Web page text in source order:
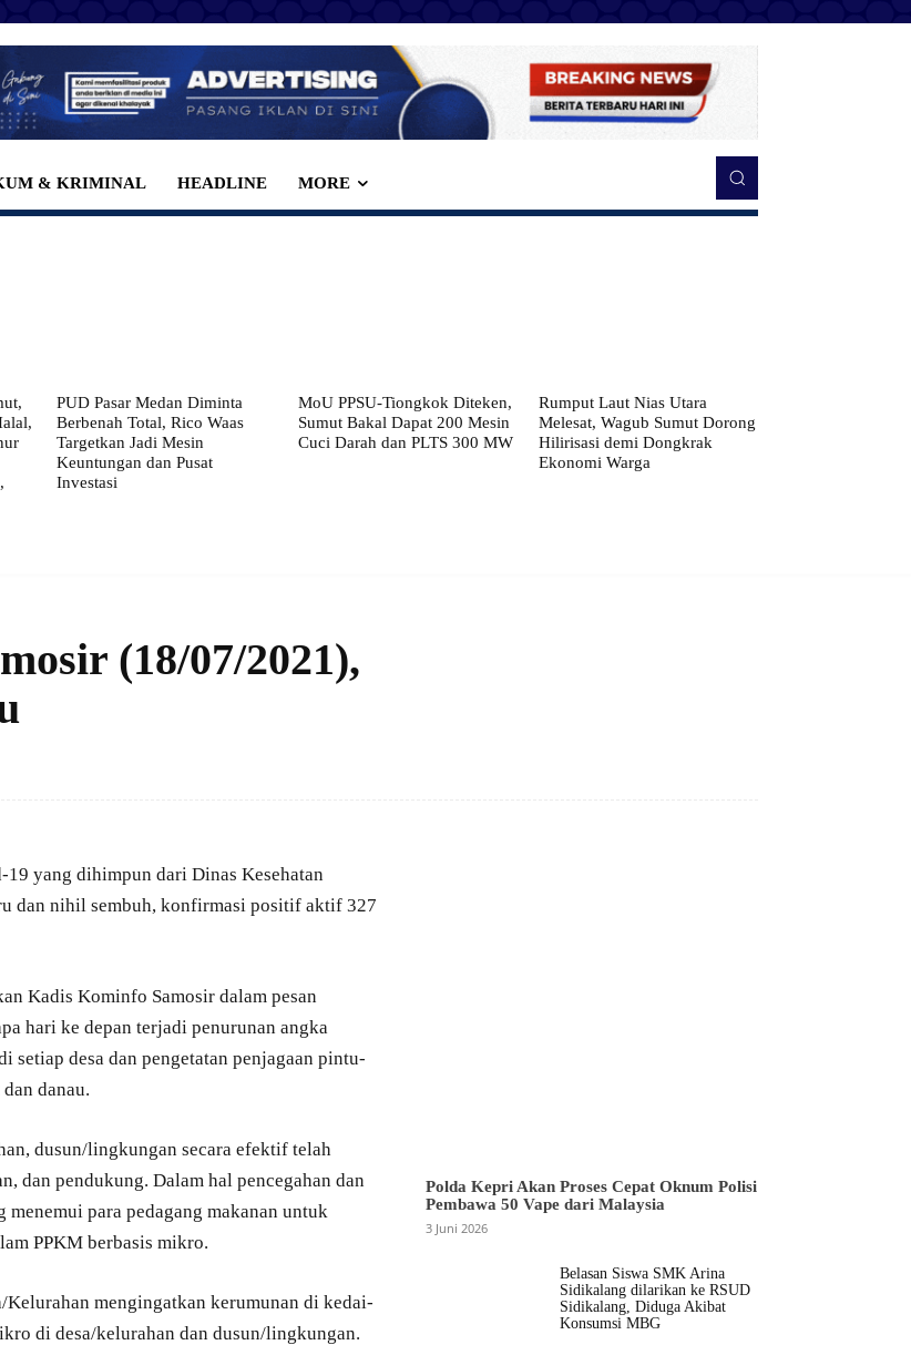
& KRIMINAL HEADLINE MORE
PUD Pasar Medan Diminta
Berbenah Total, Rico Waas
Targetkan Jadi Mesin
Keuntungan dan Pusat
Investasi
MoU PPSU-Tiongkok Diteken,
Sumut Bakal Dapat 200 Mesin
Cuci Darah dan PLTS 300 MW
Rumput Laut Nias Utara
Melesat, Wagub Sumut Dorong
Hilirisasi demi Dongkrak
Ekonomi Warga
(18/07/2021),
yang dihimpun dari Dinas Kesehatan
dan nihil sembuh, konfirmasi positif aktif 327
Kadis Kominfo Samosir dalam pesan
hari ke depan terjadi penurunan angka
desa dan pengetatan penjagaan pintu-
danau.
dusun/lingkungan secara efektif telah
dan pendukung. Dalam hal pencegahan dan
para pedagang makanan untuk
PPKM berbasis mikro.
mengingatkan kerumunan di kedai-
di desa/kelurahan dan dusun/lingkungan.
Polda Kepri Akan Proses Cepat Oknum Polisi
Pembawa 50 Vape dari Malaysia
3 Juni 2026
Belasan Siswa SMK Arina
Sidikalang dilarikan ke RSUD
Sidikalang, Diduga Akibat
Konsumsi MBG